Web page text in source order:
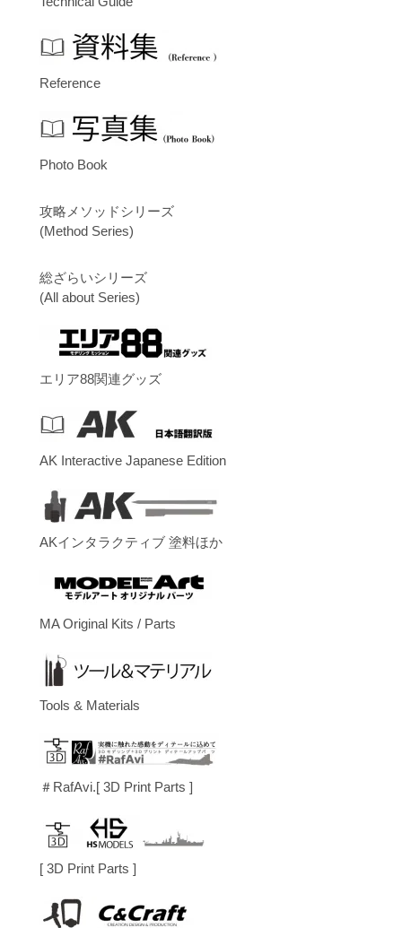
Reference
Photo Book
攻略メソッドシリーズ
(Method Series)
総ざらいシリーズ
(All about Series)
エリア88関連グッズ
AK Interactive Japanese Edition
AKインタラクティブ 塗料ほか
MA Original Kits / Parts
Tools & Materials
＃RafAvi.[ 3D Print Parts ]
[ 3D Print Parts ]